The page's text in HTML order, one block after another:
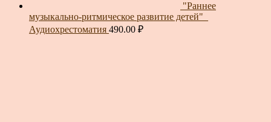
"Раннее
музыкально-ритмическое развитие детей"_
Аудиохрестоматия 490.00 ₽